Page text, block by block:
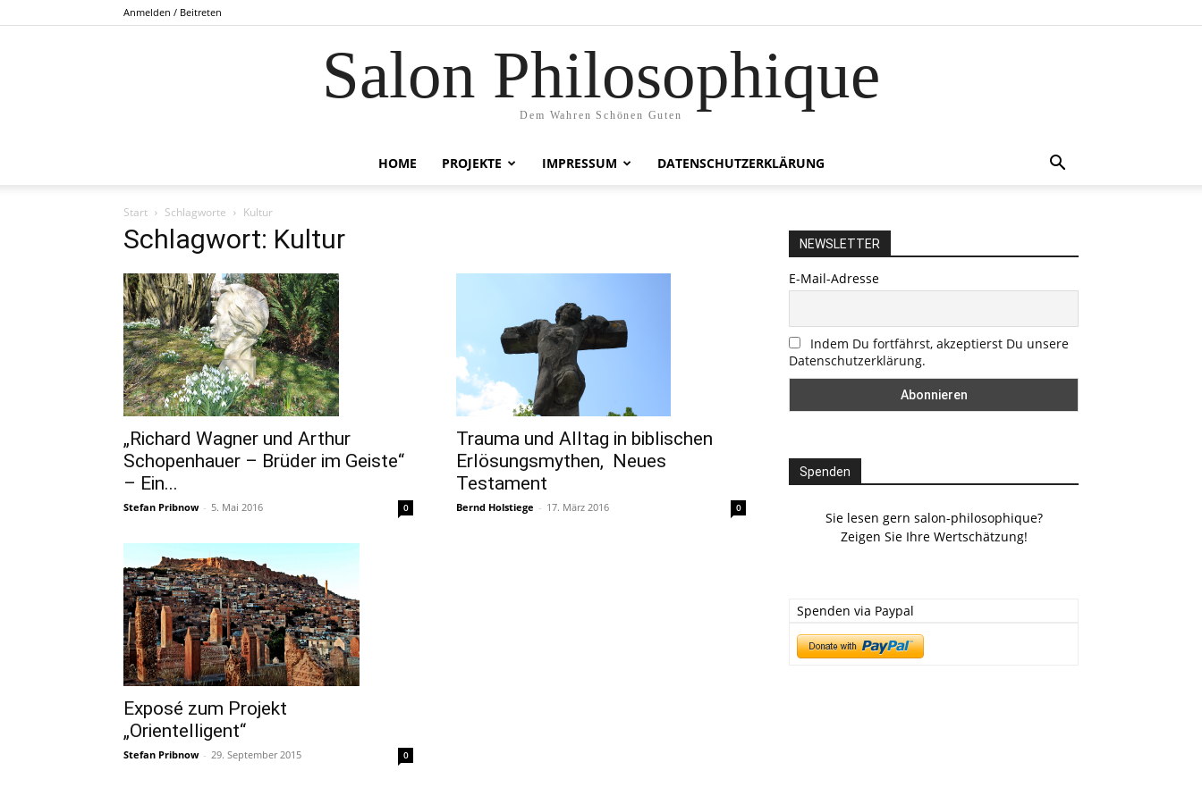
Anmelden / Beitreten
Salon Philosophique
Dem Wahren Schönen Guten
HOME PROJEKTE IMPRESSUM DATENSCHUTZERKLÄRUNG
Start Schlagworte Kultur
Schlagwort: Kultur
„Richard Wagner und Arthur
Schopenhauer – Brüder im Geiste“
– Ein...
Stefan Pribnow - 5. Mai 2016 0
Trauma und Alltag in biblischen
Erlösungsmythen, Neues
Testament
Bernd Holstiege - 17. März 2016 0
Exposé zum Projekt
„Orientelligent“
Stefan Pribnow - 29. September 2015 0
NEWSLETTER
E-Mail-Adresse
Indem Du fortfährst, akzeptierst Du unsere
Datenschutzerklärung.
Spenden
Sie lesen gern salon-philosophique?
Zeigen Sie Ihre Wertschätzung!
Spenden via Paypal